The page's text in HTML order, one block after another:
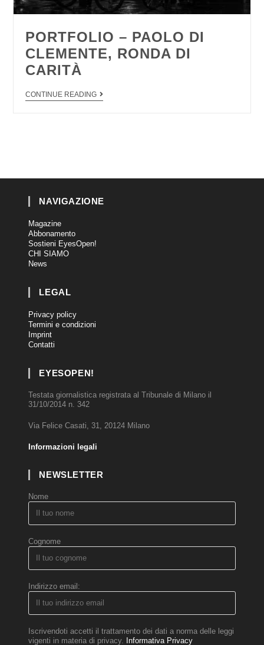
PORTFOLIO – PAOLO DI
CLEMENTE, RONDA DI
CARITÀ
CONTINUE READING
NAVIGAZIONE
Magazine
Abbonamento
Sostieni EyesOpen!
CHI SIAMO
News
LEGAL
Privacy policy
Termini e condizioni
Imprint
Contatti
EYESOPEN!
Testata giornalistica registrata al Tribunale di Milano il
31/10/2014 n. 342
Via Felice Casati, 31, 20124 Milano
Informazioni legali
NEWSLETTER
Nome
Cognome
Indirizzo email:
Iscrivendoti accetti il trattamento dei dati a norma delle leggi
vigenti in materia di privacy. Informativa Privacy